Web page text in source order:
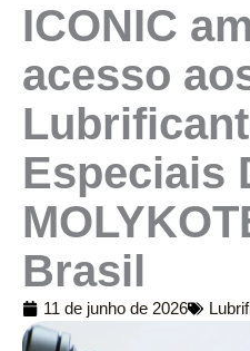
ICONIC
acesso
Especiais
Brasil
11 de junho de 2026